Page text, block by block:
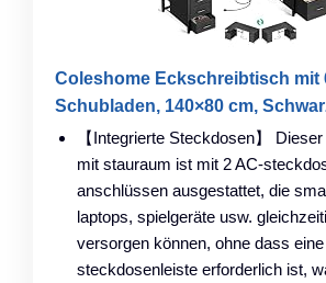
Coleshome Eckschreibtisch mit
Schubladen, 140×80 cm,
【Integrierte Steckdosen】
mit stauraum ist mit 2 AC-
anschlüssen ausgestattet, die
laptops, spielgeräte usw.
versorgen können, ohne dass
steckdosenleiste erforderlich ist,